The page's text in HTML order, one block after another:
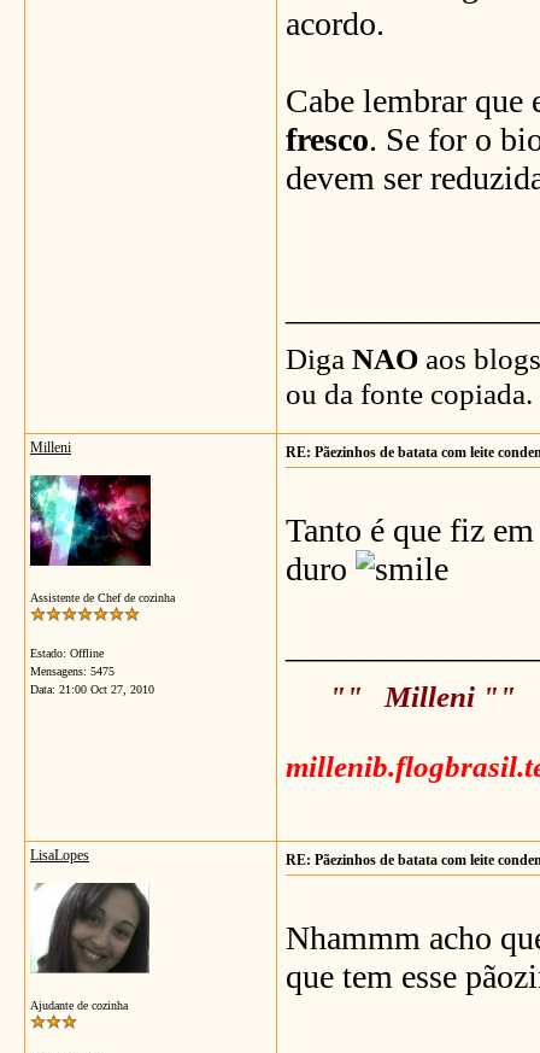
acordo.
Cabe lembrar que
fresco. Se for o
devem ser
Diga NAO aos
ou da fonte copiada.
Milleni
Assistente de Chef de cozinha
Estado: Offline
Mensagens: 5475
Data: 21:00 Oct 27, 2010
RE: Pãezinhos de batata com leite
Tanto é que fiz
duro
"" Milleni ""
LisaLopes
Ajudante de cozinha
RE: Pãezinhos de batata com leite
Nhammm acho
que tem esse